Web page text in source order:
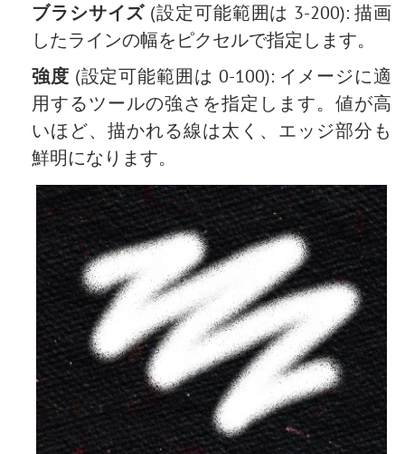
ブラシサイズ (設定可能範囲は 3-200): 描画
したラインの幅をピクセルで指定します。
強度 (設定可能範囲は 0-100): イメージに適
用するツールの強さを指定します。値が高
いほど、描かれる線は太く、エッジ部分も
鮮明になります。